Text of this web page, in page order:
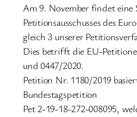
Am 9. November findet eine
Petitionsausschusses des
gleich 3 unserer
Dies betrifft die EU-
und 0447/2020.
Petition Nr. 1180/2019
Bundestagspetition
Pet 2-19-18-272-008095,